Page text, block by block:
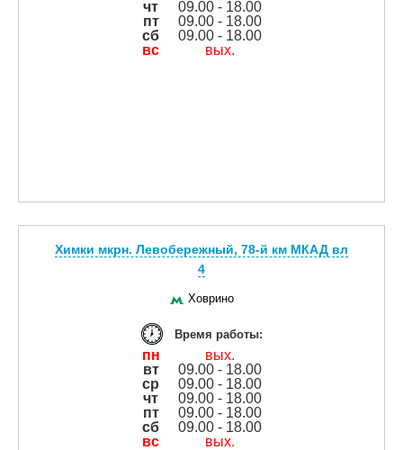
чт
09.00 - 18.00
пт
09.00 - 18.00
сб
09.00 - 18.00
вс
вых.
Химки мкрн. Левобережный, 78-й км МКАД вл
4
Ховрино
Время работы:
пн
вых.
вт
09.00 - 18.00
ср
09.00 - 18.00
чт
09.00 - 18.00
пт
09.00 - 18.00
сб
09.00 - 18.00
вс
вых.